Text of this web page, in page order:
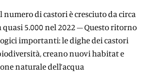
numero di castori è cresciuto da circa
quasi 5.000 nel 2022 – Questo ritorno
importanti: le dighe dei castori
creano nuovi habitat e
naturale dell’acqua